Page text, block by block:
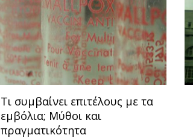
Τι συμβαίνει επιτέλους με τα
εμβόλια; Μύθοι και
πραγματικότητα